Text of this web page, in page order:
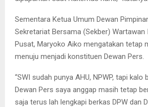
Sementara Ketua Umum Dewan
Sekretariat Bersama (Sekber) Wartawan
Pusat, Maryoko Aiko mengatakan tetap
menuju menjadi konstituen Dewan Pers.
“SWI sudah punya AHU, NPWP, tapi kalo
Dewan Pers saya anggap masih tetap
saja terus lah lengkapi berkas DPW dan